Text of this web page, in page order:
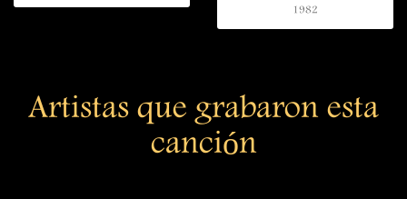
1982
Artistas que grabaron esta
canción